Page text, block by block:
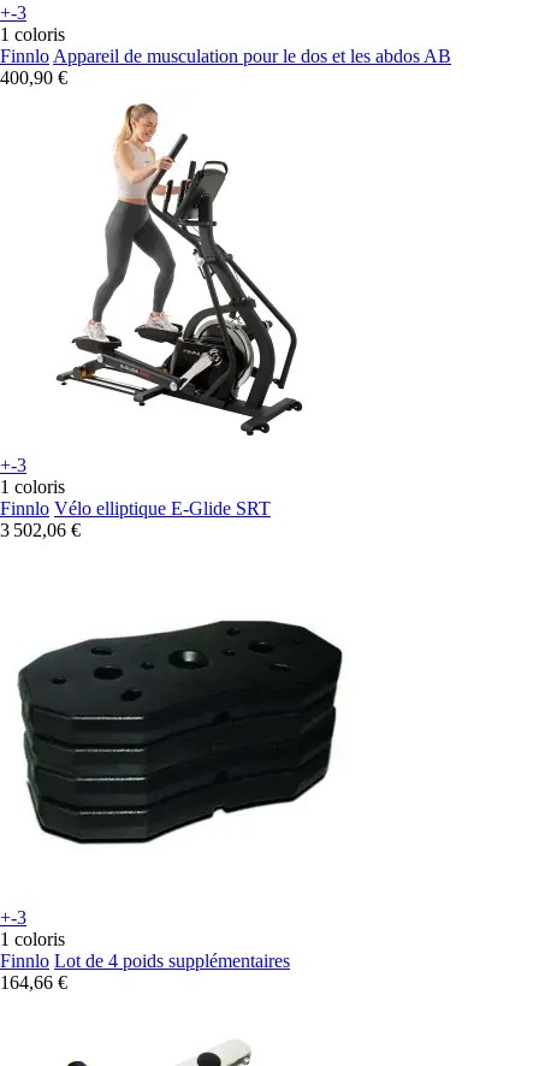
+-3
1 coloris
Finnlo Appareil de musculation pour le dos et les abdos AB
400,90 €
+-3
1 coloris
Finnlo Vélo elliptique E-Glide SRT
3 502,06 €
+-3
1 coloris
Finnlo Lot de 4 poids supplémentaires
164,66 €